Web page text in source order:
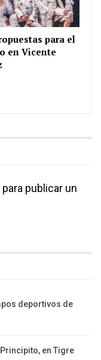
para el
en Vicente
para publicar un
deportivos de
en Tigre